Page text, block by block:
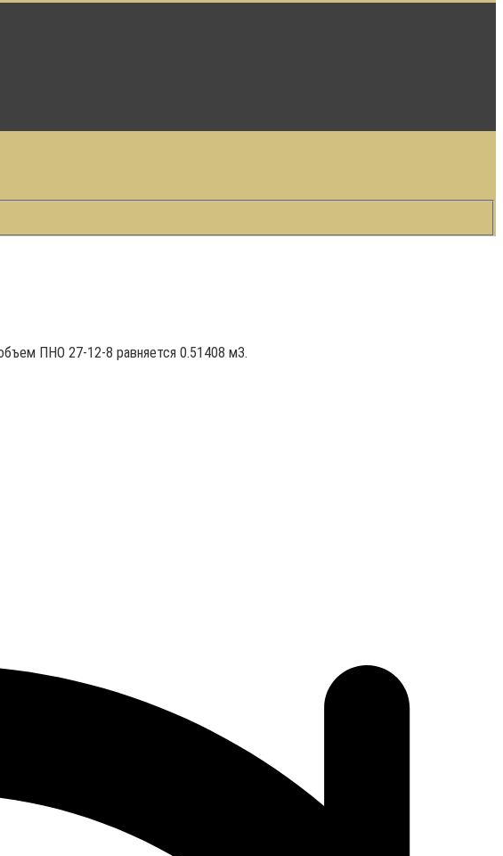
ПНО 27-12-8 равняется 0.51408 м3.